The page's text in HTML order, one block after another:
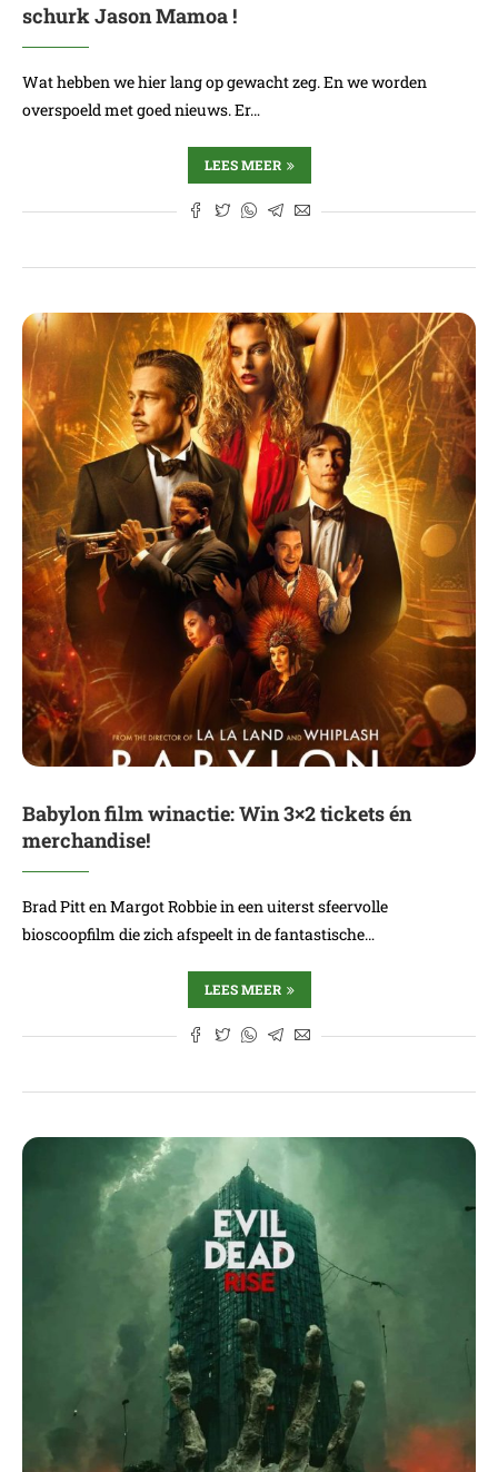
schurk Jason Mamoa !
Wat hebben we hier lang op gewacht zeg. En we worden
overspoeld met goed nieuws. Er…
LEES MEER
Babylon film winactie: Win 3×2 tickets én
merchandise!
Brad Pitt en Margot Robbie in een uiterst sfeervolle
bioscoopfilm die zich afspeelt in de fantastische…
LEES MEER